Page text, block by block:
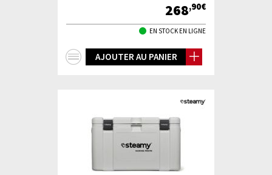
268,90€
EN STOCK EN LIGNE
AJOUTER AU PANIER